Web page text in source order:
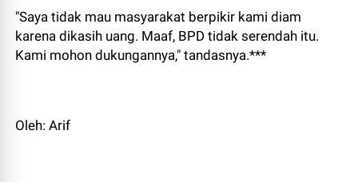
"Saya tidak mau masyarakat berpikir kami diam
karena dikasih uang. Maaf, BPD tidak serendah itu.
Kami mohon dukungannya," tandasnya.***
Oleh: Arif